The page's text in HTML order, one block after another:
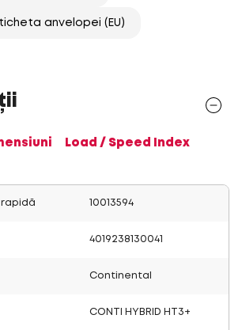
anvelopei (EU)
Load / Speed Index
10013594
4019238130041
Continental
CONTI HYBRID HT3+